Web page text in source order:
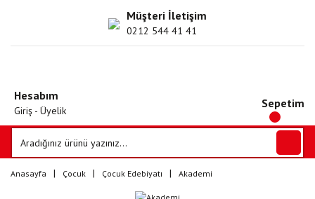
Müşteri İletişim
0212 544 41 41
Hesabım
Giriş - Üyelik
Sepetim
Anasayfa Çocuk Çocuk Edebiyatı Akademi